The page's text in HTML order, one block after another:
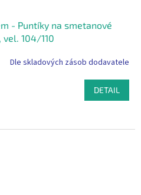
- Puntíky na smetanové
vel. 104/110
Dle skladových zásob dodavatele
DETAIL